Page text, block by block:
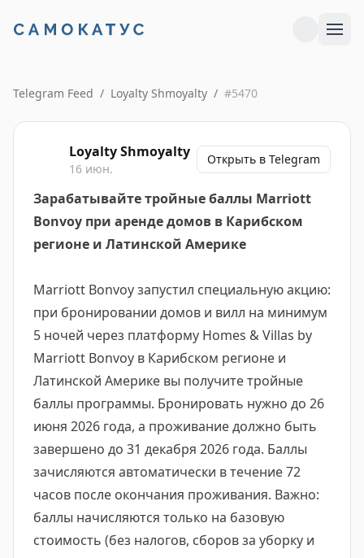
Telegram Feed / Loyalty Shmoyalty / #5470
Loyalty Shmoyalty
16 июн.
Открыть в Telegram
Зарабатывайте тройные баллы Marriott
Bonvoy при аренде домов в Карибском
регионе и Латинской Америке
Marriott Bonvoy запустил специальную акцию:
при бронировании домов и вилл на минимум
5 ночей через платформу Homes & Villas by
Marriott Bonvoy в Карибском регионе и
Латинской Америке вы получите тройные
баллы программы. Бронировать нужно до 26
июня 2026 года, а проживание должно быть
завершено до 31 декабря 2026 года. Баллы
зачисляются автоматически в течение 72
часов после окончания проживания. Важно:
баллы начисляются только на базовую
стоимость (без налогов, сборов за уборку и